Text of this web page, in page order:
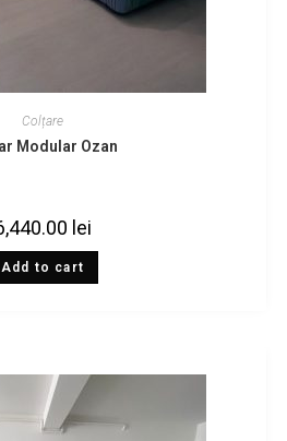
Colțare
Modular Ozan
lei
Add to cart